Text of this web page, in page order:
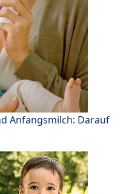
Anfangsmilch: Darauf